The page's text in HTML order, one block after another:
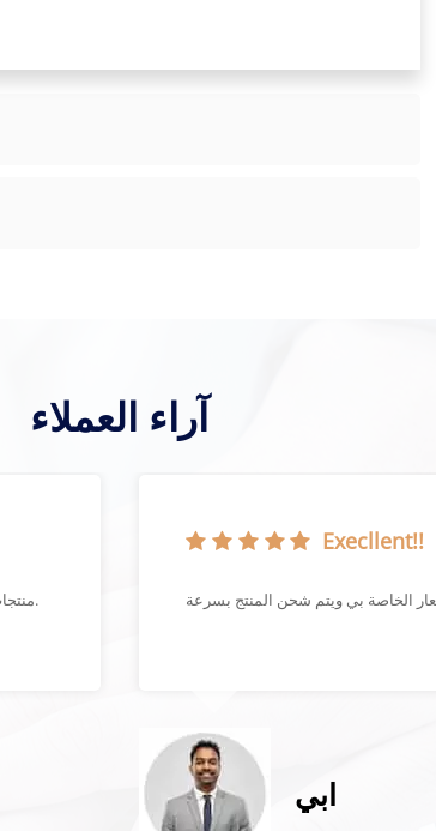
آراء العملاء
منتجات البائع جيدة جدًا كما هو موضح في التعبئة الجيدة جدًا ووقت التسليم القصير.
Execllent!!
ابي